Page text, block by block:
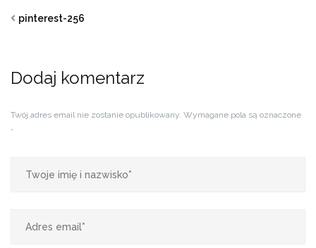
pinterest-256
Dodaj komentarz
Twój adres email nie zostanie opublikowany. Wymagane pola są oznaczone
*